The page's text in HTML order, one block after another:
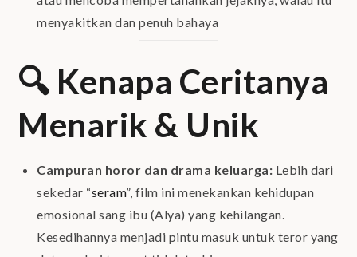
menyakitkan dan penuh bahaya
🔍 Kenapa Ceritanya
Menarik & Unik
Campuran horor dan drama keluarga: Lebih dari
sekedar “seram”, film ini menekankan kehidupan
emosional sang ibu (Alya) yang kehilangan.
Kesedihannya menjadi pintu masuk untuk teror yang